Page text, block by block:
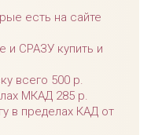
есть на сайте
и СРАЗУ купить и
всего 500 р.
МКАД 285 р.
в пределах КАД от